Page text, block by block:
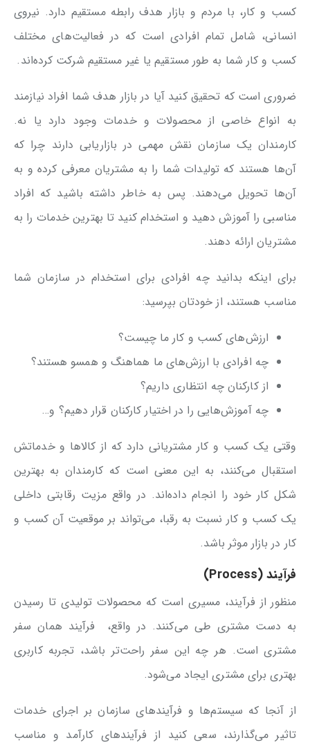
کسب و کار، با مردم و بازار هدف رابطه مستقیم دارد. نیروی
انسانی، شامل تمام افرادی است که در فعالیت‌های مختلف
کسب و کار شما به طور مستقیم یا غیر مستقیم شرکت کرده‌اند.
ضروری است که تحقیق کنید آیا در بازار هدف شما افراد نیازمند
به انواع خاصی از محصولات و خدمات وجود دارد یا نه.
کارمندان یک سازمان نقش مهمی در بازاریابی دارند چرا که
آن‌ها هستند که تولیدات شما را به مشتریان معرفی کرده و به
آن‌ها تحویل می‌دهند. پس به خاطر داشته باشید که افراد
مناسبی را آموزش دهید و استخدام کنید تا بهترین خدمات را به
مشتریان ارائه دهند.
برای اینکه بدانید چه افرادی برای استخدام در سازمان شما
مناسب هستند، از خودتان بپرسید:
ارزش‌های کسب و کار ما چیست؟
چه افرادی با ارزش‌های ما هماهنگ و همسو هستند؟
از کارکنان چه انتظاری داریم؟
چه آموزش‌هایی را در اختیار کارکنان قرار دهیم؟ و…
وقتی یک کسب و کار مشتریانی دارد که از کالاها و خدماتش
استقبال می‌کنند، به این معنی است که کارمندان به بهترین
شکل کار خود را انجام داده‌اند. در واقع مزیت رقابتی داخلی
یک کسب و کار نسبت به رقبا، می‌تواند بر موقعیت آن کسب و
کار در بازار موثر باشد.
فرآیند (Process)
منظور از فرآیند، مسیری است که محصولات تولیدی تا رسیدن
به دست مشتری طی می‌کنند. در واقع، فرآیند همان سفر
مشتری است. هر چه این سفر راحت‌تر باشد، تجربه کاربری
بهتری برای مشتری ایجاد می‌شود.
از آنجا که سیستم‌ها و فرآیندهای سازمان بر اجرای خدمات
تاثیر می‌گذارند، سعی کنید از فرآیندهای کارآمد و مناسب